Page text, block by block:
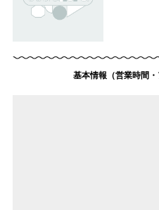
基本情報（営業時間・